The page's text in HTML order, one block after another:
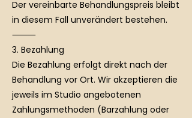
Der vereinbarte Behandlungspreis bleibt
in diesem Fall unverändert bestehen.
⸻
3. Bezahlung
Die Bezahlung erfolgt direkt nach der
Behandlung vor Ort. Wir akzeptieren die
jeweils im Studio angebotenen
Zahlungsmethoden (Barzahlung oder